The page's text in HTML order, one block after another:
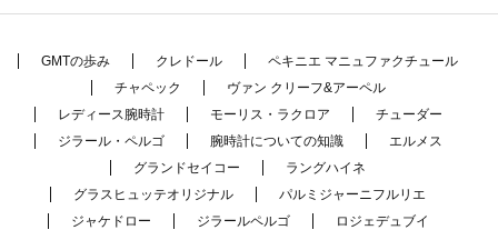
GMTの歩み クレドール
ペキニエ マニュファクチュール
チャペック
ヴァン クリーフ&アーペル
レディース腕時計
モーリス・ラクロア
チューダー
ジラール・ペルゴ
腕時計についての知識
エルメス
グランドセイコー
ラングハイネ
グラスヒュッテオリジナル
パルミジャーニフルリエ
ジャケドロー
ジラールペルゴ
ロジェデュブイ